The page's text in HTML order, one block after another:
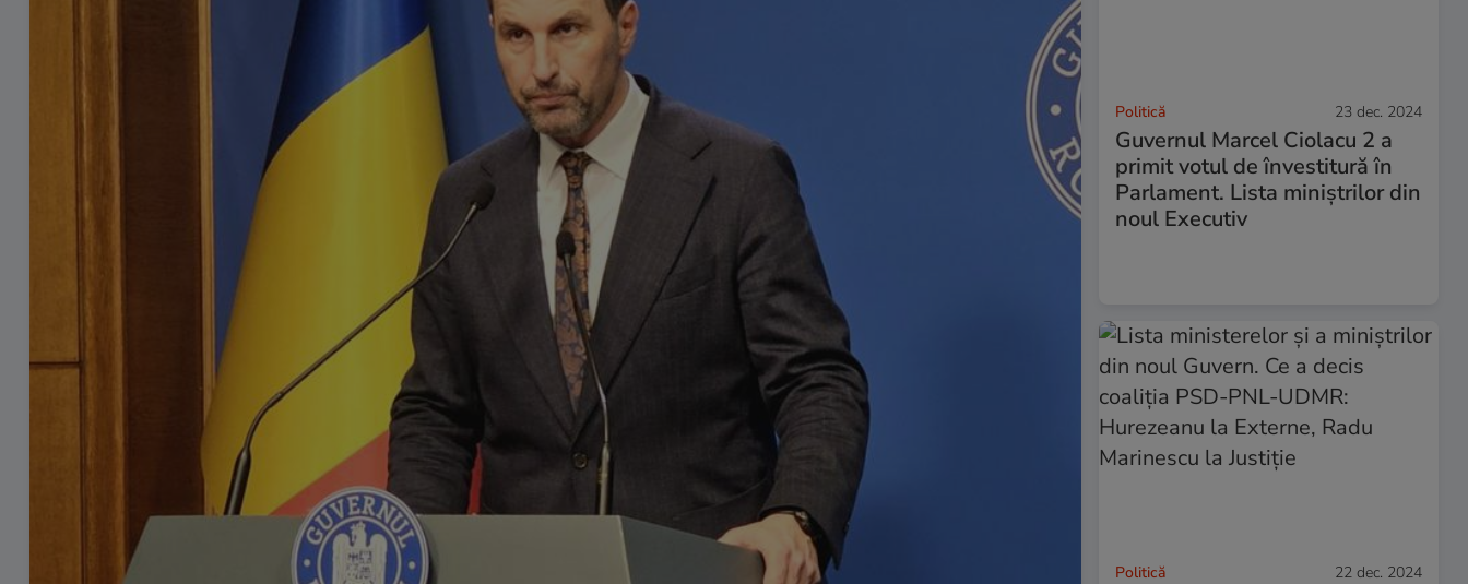
Politică 23 dec. 2024
Guvernul Marcel Ciolacu 2 a
primit votul de învestitură în
Parlament. Lista miniștrilor din
noul Executiv
Politică 22 dec. 2024